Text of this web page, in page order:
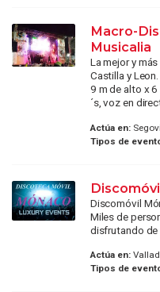
Macro-
Musicalia
La mejor y
Castilla y
9 m de alto x
´s, voz en
Actúa en:
Tipos de
Discomóvil
Miles de
disfrutando de
Actúa en:
Tipos de